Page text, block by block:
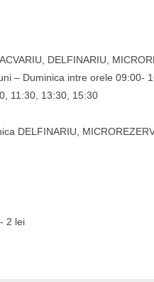
DELFINARIU,
– Duminica intre orele 09:00-
11:30, 13:30, 15:30
DELFINARIU,
2 lei